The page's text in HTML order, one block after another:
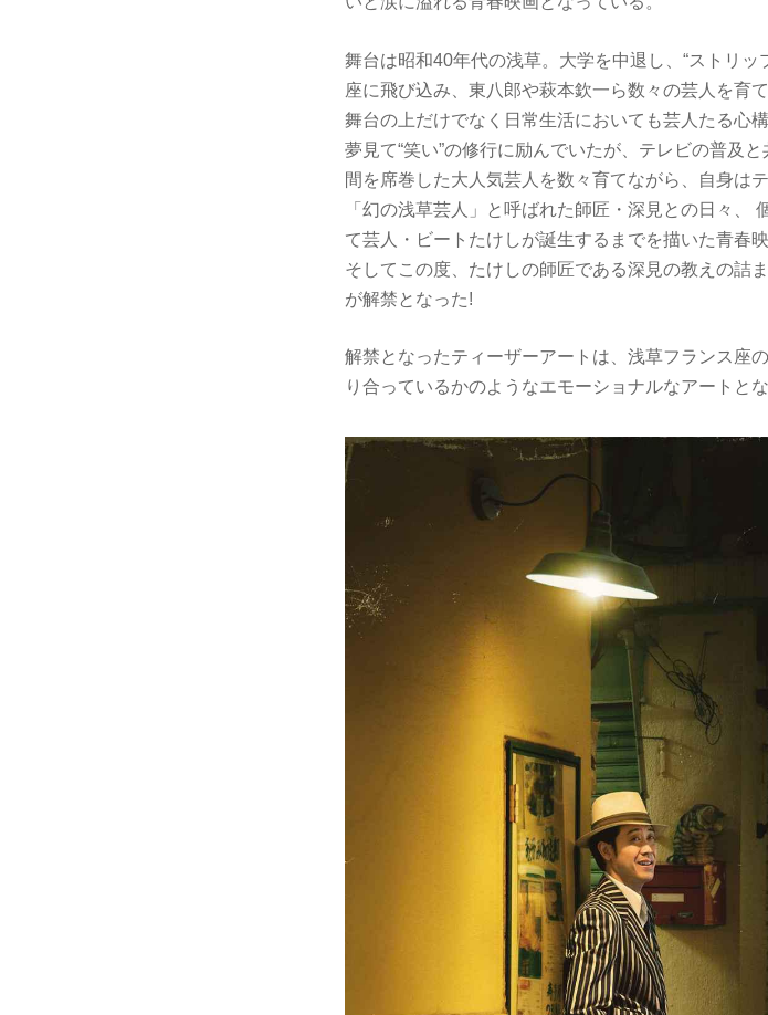
舞台は昭和40年代の浅草。大学を中退し、“ストリ
座に飛び込み、東八郎や萩本欽一ら数々の芸人を育
舞台の上だけでなく日常生活においても芸人たる心
夢見て“笑い”の修行に励んでいたが、テレビの普及
間を席巻した大人気芸人を数々育てながら、自身は
「幻の浅草芸人」と呼ばれた師匠・深見との日々、
て芸人・ビートたけしが誕生するまでを描いた青春
そしてこの度、たけしの師匠である深見の教えの詰
が解禁となった!
解禁となったティーザーアートは、浅草フランス座
り合っているかのようなエモーショナルなアートとな